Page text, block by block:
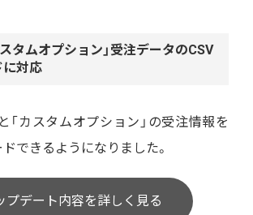
スタムオプション」受注データのCSV
に対応
「カスタムオプション」の受注情報を
できるようになりました。
プデート内容を詳しく見る